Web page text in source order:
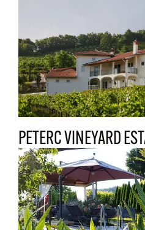
PETERC VINEYARD